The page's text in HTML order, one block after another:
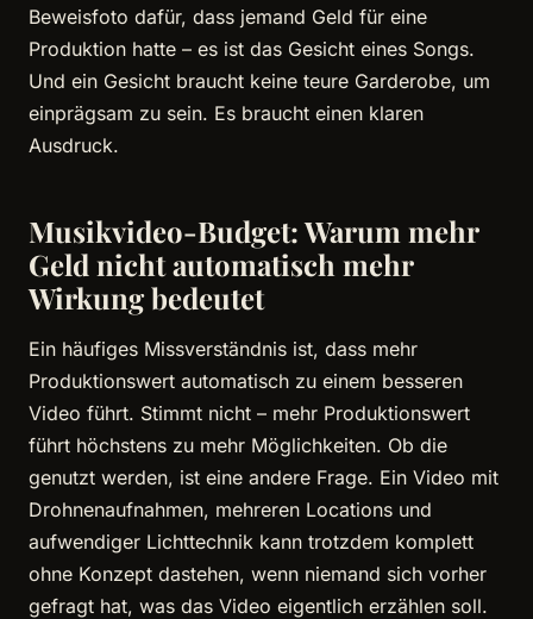
Beweisfoto dafür, dass jemand Geld für eine
Produktion hatte – es ist das Gesicht eines Songs.
Und ein Gesicht braucht keine teure Garderobe, um
einprägsam zu sein. Es braucht einen klaren
Ausdruck.
Musikvideo-Budget: Warum mehr
Geld nicht automatisch mehr
Wirkung bedeutet
Ein häufiges Missverständnis ist, dass mehr
Produktionswert automatisch zu einem besseren
Video führt. Stimmt nicht – mehr Produktionswert
führt höchstens zu mehr Möglichkeiten. Ob die
genutzt werden, ist eine andere Frage. Ein Video mit
Drohnenaufnahmen, mehreren Locations und
aufwendiger Lichttechnik kann trotzdem komplett
ohne Konzept dastehen, wenn niemand sich vorher
gefragt hat, was das Video eigentlich erzählen soll.